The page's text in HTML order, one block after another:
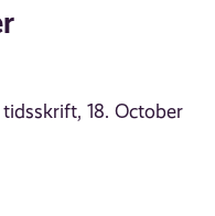
18. October